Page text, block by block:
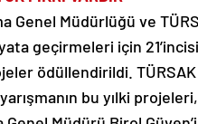
Genel Müdürlüğü ve
geçirmeleri için
ödüllendirildi.
bu yılki